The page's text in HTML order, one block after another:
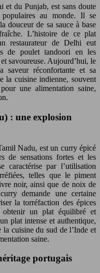
du Punjab, est sans doute
au monde. Il se
douceur de sa sauce à base
L’histoire de ce plat
restaurateur de Delhi eut
de poulet tandoori en les
savoureuse. Aujourd’hui, le
saveur réconfortante et sa
la cuisine indienne, souvent
une alimentation saine,
: une explosion
Nadu, est un curry épicé
de sensations fortes et les
caractérise par l’utilisation
telles que le piment
noir, ainsi que de noix de
demande une certaine
la torréfaction des épices
un plat équilibré et
plat intense et authentique,
cuisine du sud de l’Inde et
saine.
portugais